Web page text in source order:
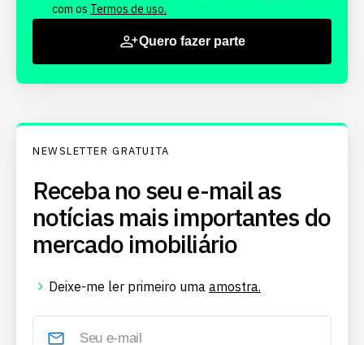
com os Termos de uso.
Quero fazer parte
NEWSLETTER GRATUITA
Receba no seu e-mail as
notícias mais importantes do
mercado imobiliário
Deixe-me ler primeiro uma amostra.